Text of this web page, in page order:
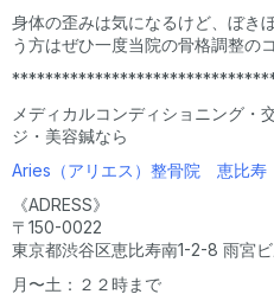
身体の歪みは気になるけど、ぼき
う方はぜひ一度当院の骨格調整の
メディカルコンディショニング・
ジ・美容鍼なら
Aries（アリエス）整骨院 恵比寿
《ADRESS》
〒150-0022
東京都渋谷区恵比寿南1-2-8 雨宮
月〜土：２２時まで